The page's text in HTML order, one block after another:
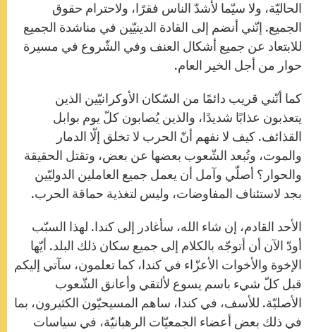
الحاليّة، ولا سيّما لأشدّ الناس فقرًا، ولاحترام حقوق
الجميع. إنّني أنضم إلى القادة الدينيّين في مناشدة الجميع
للابتعاد عن جميع أشكال العنف وفي الشّروع في مسيرة
حوار من أجل الخير العام.
كما أنّني قريب دائمًا من السّكان الأوكرانيّين الذين
يتعذبون عذابًا شديدًا، والذين يُصابون كلّ يوم بوابل
القذائف. كيف لا نفهم أنّ الحرب لا تخلق إلّا الدمار
والموت، وتُبعد الشّعوب بعضها عن بعض، وتقتل الحقيقة
والحوار؟ أصلّي وآمل أن يعمل جميع العاملين الدوليّين
بجد لاستئناف المفاوضات، وليس لتغذية حماقة الحرب.
الأحد القادم، إن شاء الله، سأغادر إلى كندا. لهذا السبّب
أودّ الآن أن أتوجّه بالكلام إلى جميع سكان ذلك البلد. أيّها
الإخوة والأخوات الأعزّاء في كندا، كما تعلمون، سآتي إليكم
قبل كلّ شيء باسم يسوع لألتقي وأعانق الشّعوب
الأصليّة. للأسف، في كندا، ساهم المسيحيّون الكثيرون، بما
في ذلك بعض أعضاء الجمعيّات الرهبانيّة، في سياسات